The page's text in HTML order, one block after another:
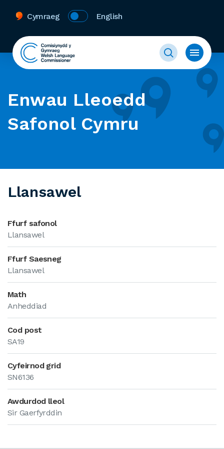
Cymraeg English
Enwau Lleoedd
Safonol Cymru
Llansawel
Ffurf safonol
Llansawel
Ffurf Saesneg
Llansawel
Math
Anheddiad
Cod post
SA19
Cyfeirnod grid
SN6136
Awdurdod lleol
Sir Gaerfyrddin